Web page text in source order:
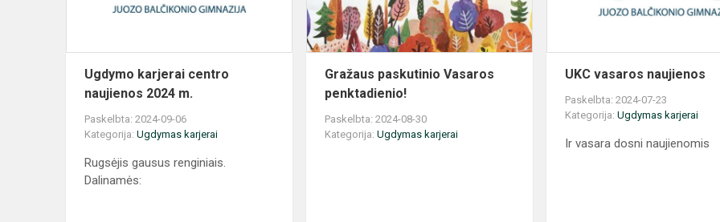
Ugdymo karjerai centro
naujienos 2024 m.
Paskelbta: 2024-09-06
Kategorija: Ugdymas karjerai
Rugsėjis gausus renginiais.
Dalinamės:
Gražaus paskutinio Vasaros
penktadienio!
Paskelbta: 2024-08-30
Kategorija:Ugdymas karjerai
UKC vasaros naujienos
Paskelbta: 2024-07-23
Kategorija:Ugdymas karjerai
Ir vasara dosni naujienomis